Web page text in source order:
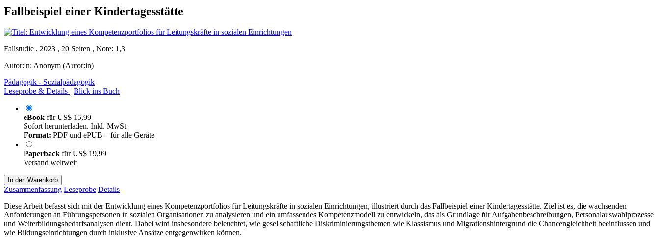
Fallbeispiel einer Kindertagesstätte
Fallstudie , 2023 , 20 Seiten , Note: 1,3
Autor:in: Anonym (Autor:in)
Pädagogik - Sozialpädagogik
Leseprobe & Details
Blick ins Buch
eBook fürUS$ 15,99
Sofort herunterladen. Inkl. MwSt.
Format: PDF und ePUB – für alle Geräte
Paperback fürUS$ 19,99
Versand weltweit
In den Warenkorb
Zusammenfassung Leseprobe Details
Diese Arbeit befasst sich mit der Entwicklung eines Kompetenzportfolios für Leitungskräfte in sozialen Einrichtungen, illustriert durch das Fallbeispiel einer Kindertagesstätte. Ziel ist es, die wachsenden
Anforderungen an Führungspersonen in sozialen Organisationen zu analysieren und ein umfassendes Kompetenzmodell zu entwickeln, das als Grundlage für Aufgabenbeschreibungen, Personalauswahlprozesse
und Weiterbildungsbedarfsanalysen dient. Dabei wird insbesondere beleuchtet, wie gesellschaftliche Diskriminierungsthemen wie Klassismus und Migrationshintergrund die Chancengleichheit beeinflussen und
wie Bildungseinrichtungen durch inklusive Ansätze entgegenwirken können.